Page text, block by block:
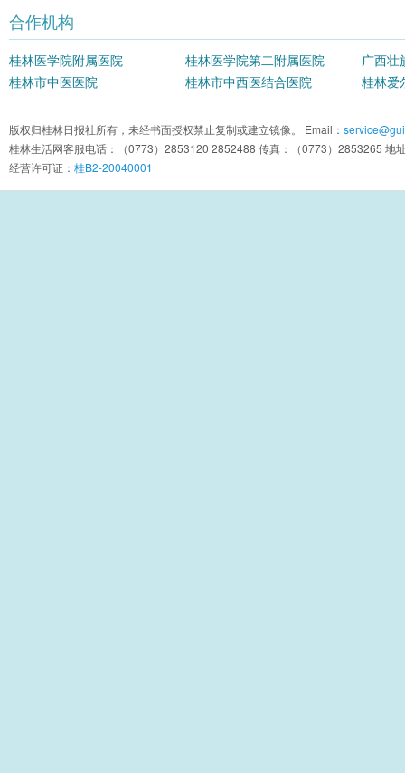
合作机构
桂林医学院附属医院 桂林医学院第二附属医院
广西壮
院
桂林市中医医院 桂林市中西医结合医院 桂林爱
版权归桂林日报社所有，未经书面授权禁止复制或建立镜像。 Email：
桂林生活网客服电话：（0773）2853120 2852488 传真：（0773）2853265 地
经营许可证： 桂B2-20040001